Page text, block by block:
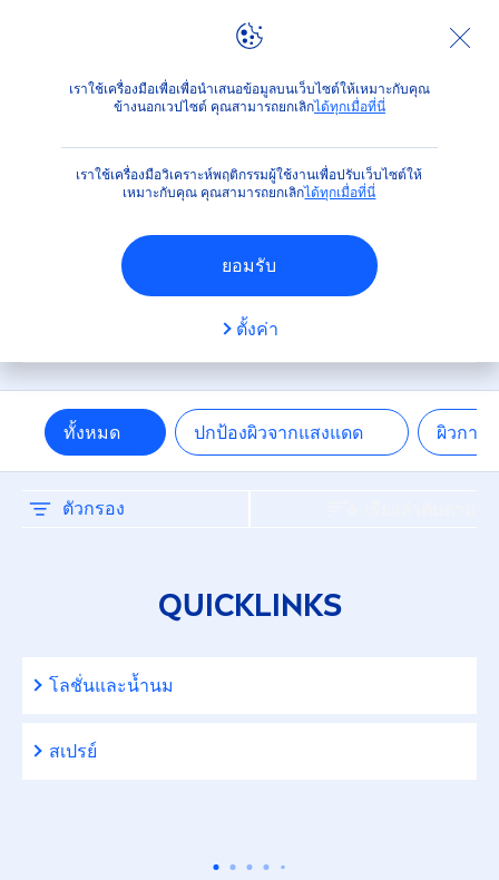
เราใช้เครื่องมือเพื่อเพื่อนำเสนอข้อมูลบนเว็บไซต์ให้เหมาะกับคุณ
ข้างนอกเวปไซต์ คุณสามารถยกเลิกได้ทุกเมื่อที่นี่
เราใช้เครื่องมือวิเคราะห์พฤติกรรมผู้ใช้งานเพื่อปรับเว็บไซต์ให้
เหมาะกับคุณ คุณสามารถยกเลิกได้ทุกเมื่อที่นี่
ยอมรับ
ตั้งค่า
ผลิตภัณฑ์
ผลิตภัณฑ์ของเรา
ทั้งหมด ปกป้องผิวจากแสงแดด ผิวกาย
ตัวกรอง
ผลิตภัณฑ์หลัก
ปกป้องผิวจากแสงแดด
ผิวกาย
ผิวหน้า
สำหรับผู้ชาย
ประเภทผลิตภัณฑ์
ทำความสะอาดผิวหน้า
บำรุงริมฝีปาก
ปกป้องผิวจากแสงแดด
QUICKLINKS
โลชั่นและน้ำนม
สเปรย์